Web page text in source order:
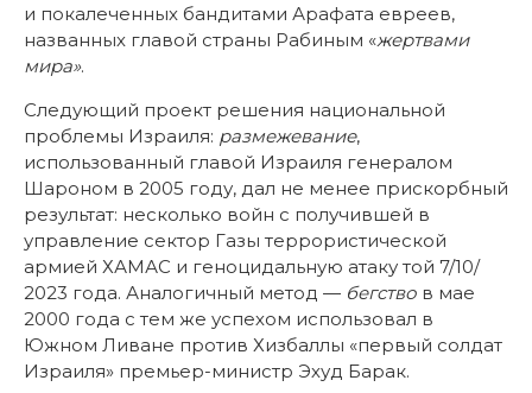
и покалеченных бандитами Арафата евреев,
названных главой страны Рабиным «жертвами
мира».
Следующий проект решения национальной
проблемы Израиля: размежевание,
использованный главой Израиля генералом
Шароном в 2005 году, дал не менее прискорбный
результат: несколько войн с получившей в
управление сектор Газы террористической
армией ХАМАС и геноцидальную атаку той 7/10/
2023 года. Аналогичный метод — бегство в мае
2000 года с тем же успехом использовал в
Южном Ливане против Хизбаллы «первый солдат
Израиля» премьер-министр Эхуд Барак.